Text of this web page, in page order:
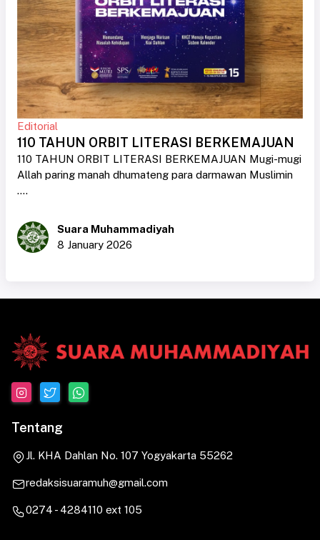
Editorial
110 TAHUN ORBIT LITERASI BERKEMAJUAN
110 TAHUN ORBIT LITERASI BERKEMAJUAN Mugi-mugi
Allah paring manah dhumateng para darmawan Muslimin
....
Suara Muhammadiyah
8 January 2026
Tentang
Jl. KHA Dahlan No. 107 Yogyakarta 55262
redaksisuaramuh@gmail.com
0274 - 4284110 ext 105